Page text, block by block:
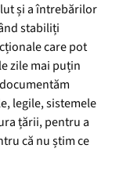
și a întrebărilor
stabiliți
care pot
zile mai puțin
legile, sistemele
țării, pentru a
că nu știm ce